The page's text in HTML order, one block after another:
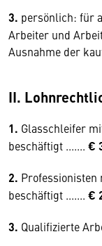
3. persönlich: für
Arbeiter und
Ausnahme der
II.
1. Glasschleifer
beschäftigt ....... €
2.
beschäftigt ....... €
3. Qualifizierte